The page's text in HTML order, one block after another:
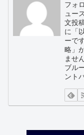
フォ
ュー
文投
に「
ーで
略」
ません
ブル
ント